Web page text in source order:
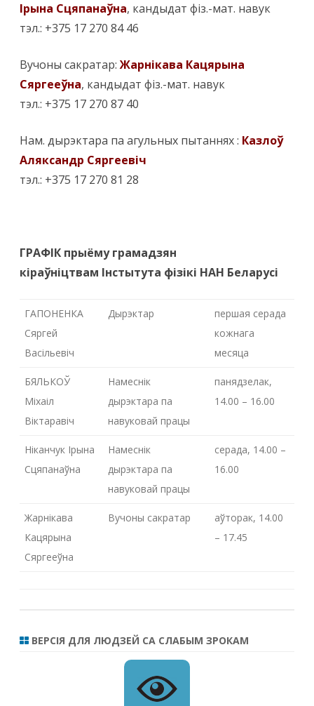
Ірына Сцяпанаўна, кандыдат фіз.-мат. навук
тэл.: +375 17 270 84 46
Вучоны сакратар:Жарнікава Кацярына
Сяргееўна, кандыдат фіз.-мат. навук
тэл.: +375 17 270 87 40
Нам. дырэктара па агульных пытаннях : Казлоў
Аляксандр Сяргеевіч
тэл.: +375 17 270 81 28
ГРАФІК прыёму грамадзян
кіраўніцтвам Інстытута фізікі НАН Беларусі
ГАПОНЕНКА
Сяргей
Васiльевiч
Дырэктар
першая серада
кожнага
месяца
БЯЛЬКОЎ
Міхаіл
Віктаравіч
Намеснік
дырэктара па
навуковай працы
панядзелак,
14.00 – 16.00
Ніканчук Ірына
Сцяпанаўна
Намеснік
дырэктара па
навуковай працы
серада, 14.00 –
16.00
Жарнікава
Кацярына
Сяргееўна
Вучоны сакратар
аўторак, 14.00
– 17.45
ВЕРСІЯ ДЛЯ ЛЮДЗЕЙ СА СЛАБЫМ ЗРОКАМ